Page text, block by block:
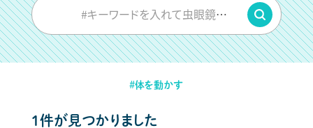
#キーワードを入れて虫眼鏡をPUSH
#体を動かす
1件が見つかりました